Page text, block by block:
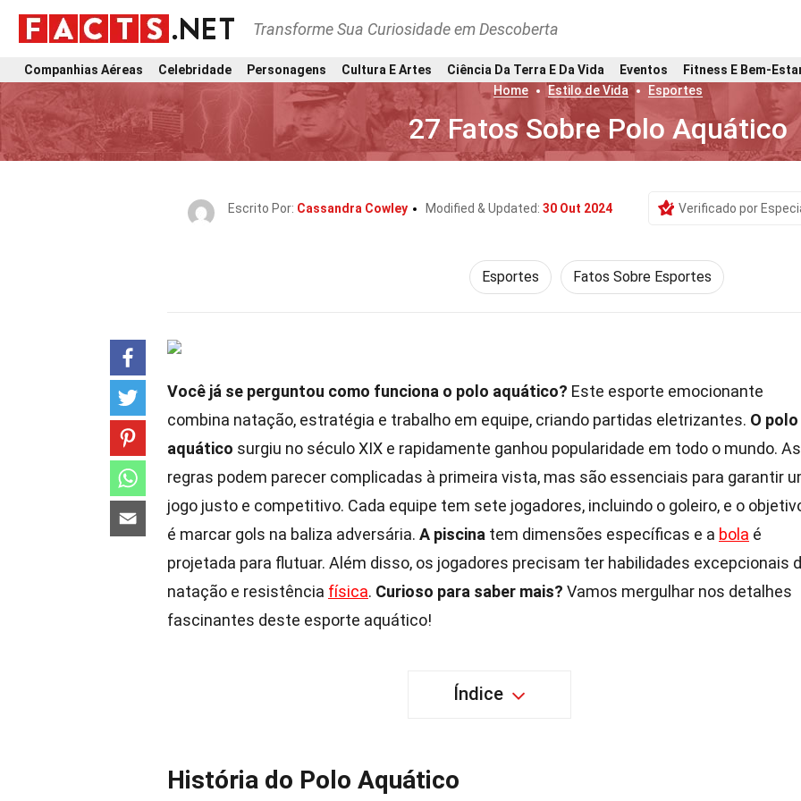
Transforme Sua Curiosidade em Descoberta
Companhias Aéreas Celebridade Personagens Cultura E Artes Ciência Da Terra E Da Vida Eventos Fitness E Bem-
Home
Estilo de Vida Esportes
27 Fatos Sobre Polo Aquático
Escrito Por: Cassandra Cowley Modified & Updated: 30 Out 2024 Verificado por
Esportes Fatos Sobre Esportes
Você já se perguntou como funciona o polo aquático? Este esporte emocionante
combina natação, estratégia e trabalho em equipe, criando partidas eletrizantes. O polo
aquático surgiu no século XIX e rapidamente ganhou popularidade em todo o mundo. As
regras podem parecer complicadas à primeira vista, mas são essenciais para garantir
jogo justo e competitivo. Cada equipe tem sete jogadores, incluindo o goleiro, e o
é marcar gols na baliza adversária. A piscina tem dimensões específicas e a bola é
projetada para flutuar. Além disso, os jogadores precisam ter habilidades excepcionais
natação e resistência física. Curioso para saber mais? Vamos mergulhar nos detalhes
fascinantes deste esporte aquático!
Índice
História do Polo Aquático